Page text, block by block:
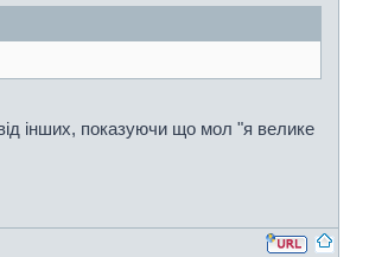
інших, показуючи що мол "я велике